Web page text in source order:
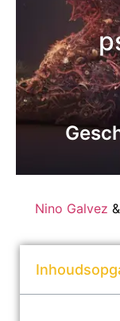
Nino Galvez &